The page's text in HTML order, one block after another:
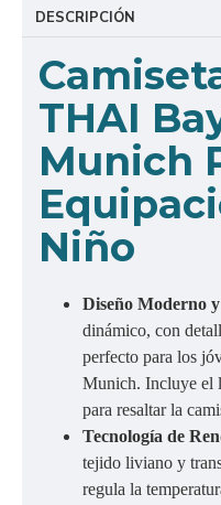
DESCRIPCIÓN
THAI
Munich
Niño
Diseño Moderno
dinámico, con
perfecto para los
Munich. Incluye el
para resaltar la
Tecnología de
tejido liviano y
regula la